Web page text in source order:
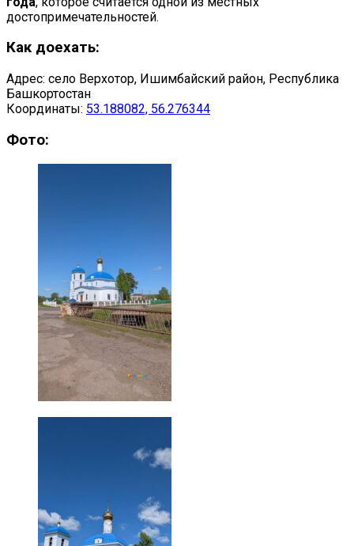
достопримечательностей.
Как доехать:
Адрес: село Верхотор, Ишимбайский район, Республика
Башкортостан
Координаты: 53.188082, 56.276344
Фото: